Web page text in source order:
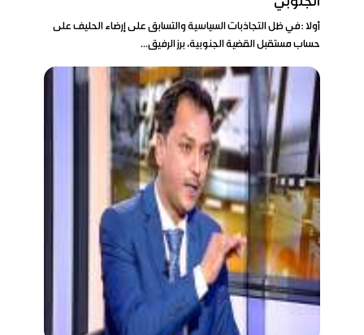
أولا :في ظل التجاذبات السياسية والتسابق على إرضاء الحليف على
حساب مستقبل القضية الجنوبية، برز الرفيق...